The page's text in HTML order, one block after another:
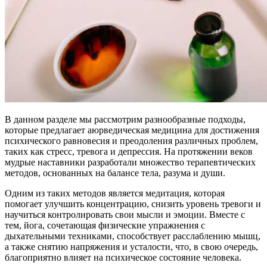
В данном разделе мы рассмотрим разнообразные подходы,
которые предлагает аюрведическая медицина для достижения
психического равновесия и преодоления различных проблем,
таких как стресс, тревога и депрессия. На протяжении веков
мудрые наставники разработали множество терапевтических
методов, основанных на балансе тела, разума и души.
Одним из таких методов является медитация, которая
помогает улучшить концентрацию, снизить уровень тревоги и
научиться контролировать свои мысли и эмоции. Вместе с
тем, йога, сочетающая физические упражнения с
дыхательными техниками, способствует расслаблению мышц,
а также снятию напряжения и усталости, что, в свою очередь,
благоприятно влияет на психическое состояние человека.